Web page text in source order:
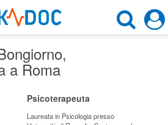
×
di ricerca
×
uno specialista
,
a Roma
Psicoterapeuta
Laureata in Psicologia presso